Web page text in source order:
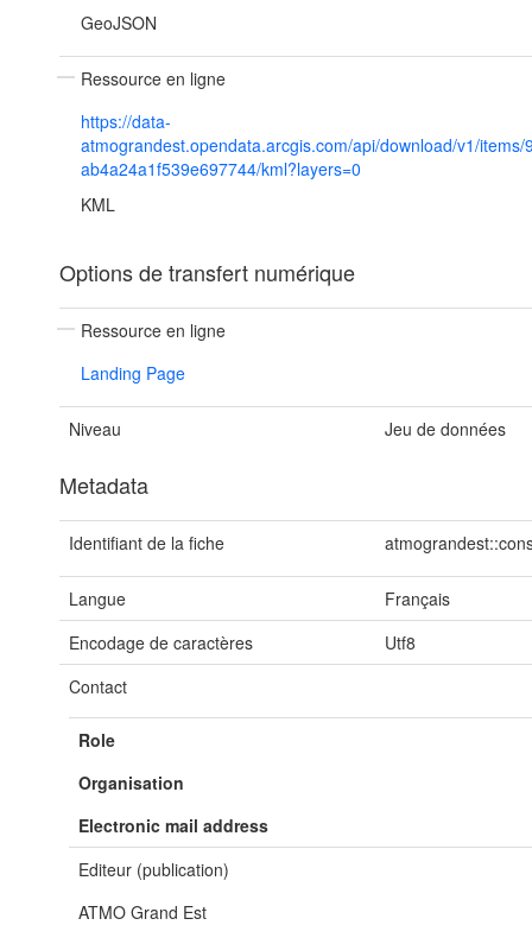
GeoJSON
Ressource en ligne
https://data-
atmograndest.opendata.arcgis.com/api/download/v1/items/
ab4a24a1f539e697744/kml?layers=0
KML
Options de transfert numérique
Ressource en ligne
Landing Page
Niveau Jeu de données
Metadata
Identifiant de la fiche
Langue
Français
Encodage de caractères
Utf8
Contact
Role
Organisation
Electronic mail address
Editeur (publication)
ATMO Grand Est